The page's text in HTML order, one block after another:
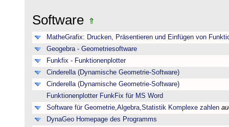
Software
MatheGrafix: Drucken, Präsentieren und Einfügen von
Geogebra - Geometriesoftware
Funkfix - Funktionenplotter
Cinderella (Dynamische Geometrie-Software)
Cinderella (Dynamische Geometrie-Software)
Funktionenplotter FunkFix für MS Word
Software für Geometrie,Algebra,Statistik Komplexe zahlen
DynaGeo Homepage des Programms